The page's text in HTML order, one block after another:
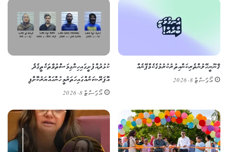
ޤާނޫނީ ހޭލުންތެރިކަން އިތުރުކުރުމުގެ ކެމްޕޭނެއް
އޯގަސްޓް 8, 2026
ކުޅުދުއްފުށީގައި ހިންގި މަސްތުވާތަކެތީގެ ދެ
އޮޕަރޭޝަނެއްގައި ހަތަރު މީހުން ހައްޔަރުކޮށްފި
އޯގަސްޓް 8, 2026